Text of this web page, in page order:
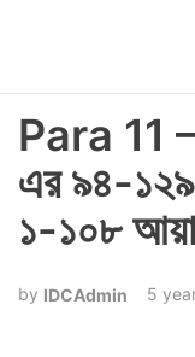
Para 11 –
এর ৯৪-
১-১০৮
IDCAdmin 5